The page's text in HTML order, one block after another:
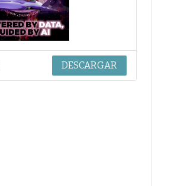
DESCARGAR